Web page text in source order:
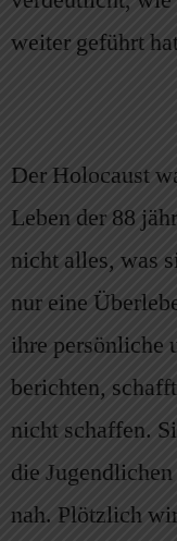
weiter geführt
Der Holocaust
Leben der 88
nicht alles, was
nur eine
ihre persönliche
berichten,
nicht schaffen.
die
nah. Plötzlich